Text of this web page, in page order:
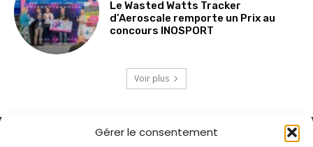
Gérer le consentement
Le Wasted Watts Tracker
d’Aeroscale remporte un Prix au
concours INOSPORT
Voir plus